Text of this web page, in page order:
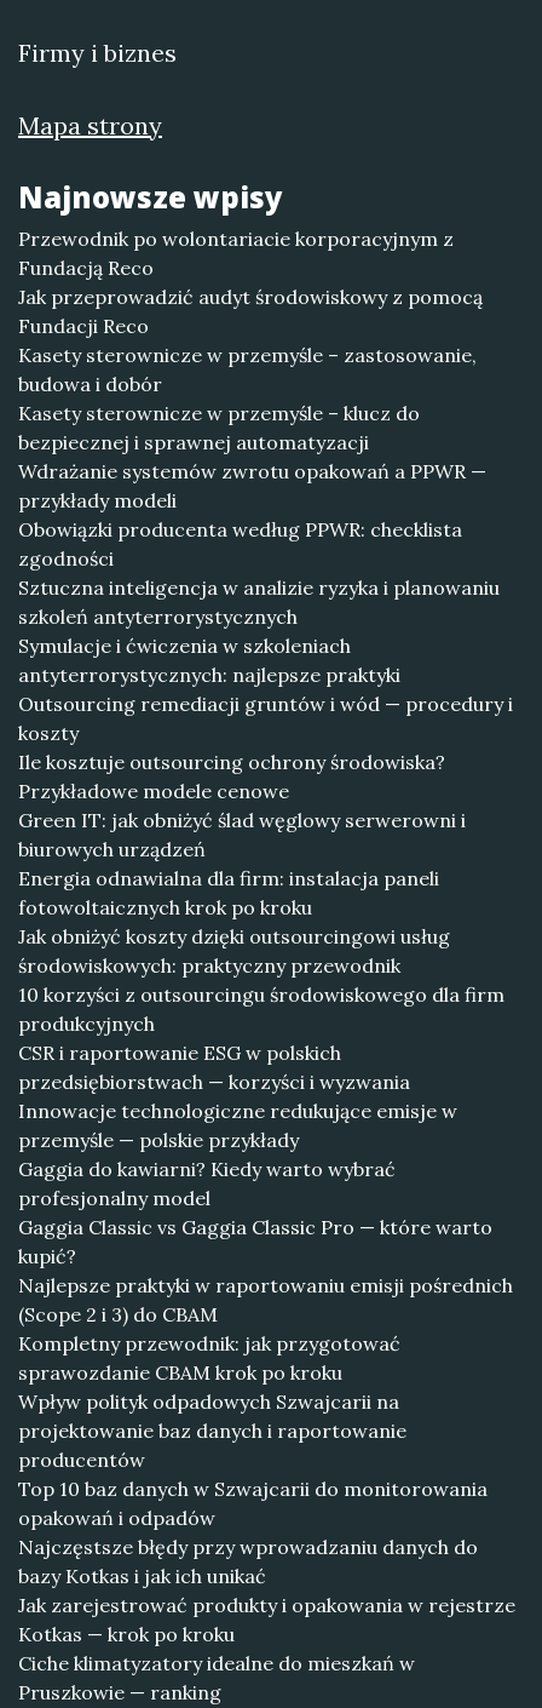
Firmy i biznes
Mapa strony
Najnowsze wpisy
Przewodnik po wolontariacie korporacyjnym z
Fundacją Reco
Jak przeprowadzić audyt środowiskowy z pomocą
Fundacji Reco
Kasety sterownicze w przemyśle – zastosowanie,
budowa i dobór
Kasety sterownicze w przemyśle – klucz do
bezpiecznej i sprawnej automatyzacji
Wdrażanie systemów zwrotu opakowań a PPWR —
przykłady modeli
Obowiązki producenta według PPWR: checklista
zgodności
Sztuczna inteligencja w analizie ryzyka i planowaniu
szkoleń antyterrorystycznych
Symulacje i ćwiczenia w szkoleniach
antyterrorystycznych: najlepsze praktyki
Outsourcing remediacji gruntów i wód — procedury i
koszty
Ile kosztuje outsourcing ochrony środowiska?
Przykładowe modele cenowe
Green IT: jak obniżyć ślad węglowy serwerowni i
biurowych urządzeń
Energia odnawialna dla firm: instalacja paneli
fotowoltaicznych krok po kroku
Jak obniżyć koszty dzięki outsourcingowi usług
środowiskowych: praktyczny przewodnik
10 korzyści z outsourcingu środowiskowego dla firm
produkcyjnych
CSR i raportowanie ESG w polskich
przedsiębiorstwach — korzyści i wyzwania
Innowacje technologiczne redukujące emisje w
przemyśle — polskie przykłady
Gaggia do kawiarni? Kiedy warto wybrać
profesjonalny model
Gaggia Classic vs Gaggia Classic Pro — które warto
kupić?
Najlepsze praktyki w raportowaniu emisji pośrednich
(Scope 2 i 3) do CBAM
Kompletny przewodnik: jak przygotować
sprawozdanie CBAM krok po kroku
Wpływ polityk odpadowych Szwajcarii na
projektowanie baz danych i raportowanie
producentów
Top 10 baz danych w Szwajcarii do monitorowania
opakowań i odpadów
Najczęstsze błędy przy wprowadzaniu danych do
bazy Kotkas i jak ich unikać
Jak zarejestrować produkty i opakowania w rejestrze
Kotkas — krok po kroku
Ciche klimatyzatory idealne do mieszkań w
Pruszkowie — ranking